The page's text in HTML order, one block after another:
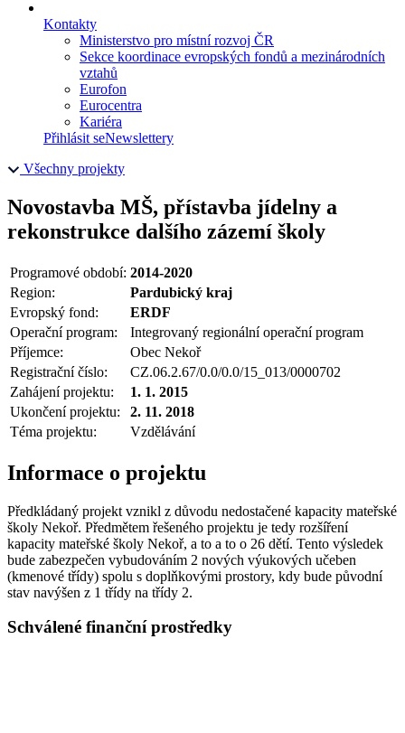
Kontakty
Ministerstvo pro místní rozvoj ČR
Sekce koordinace evropských fondů a mezinárodních
vztahů
Eurofon
Eurocentra
Kariéra
Přihlásit seNewslettery
Všechny projekty
Novostavba MŠ, přístavba jídelny a
rekonstrukce dalšího zázemí školy
Programové období: 2014-2020
Region:
Pardubický kraj
Evropský fond:
ERDF
Operační program:
Integrovaný regionální operační program
Příjemce:
Obec Nekoř
Registrační číslo:
CZ.06.2.67/0.0/0.0/15_013/0000702
Zahájení projektu:
1. 1. 2015
Ukončení projektu:
2. 11. 2018
Téma projektu:
Vzdělávání
Informace o projektu
Předkládaný projekt vznikl z důvodu nedostačené kapacity mateřské
školy Nekoř. Předmětem řešeného projektu je tedy rozšíření
kapacity mateřské školy Nekoř, a to a to o 26 dětí. Tento výsledek
bude zabezpečen vybudováním 2 nových výukových učeben
(kmenové třídy) spolu s doplňkovými prostory, kdy bude původní
stav navýšen z 1 třídy na třídy 2.
Schválené finanční prostředky